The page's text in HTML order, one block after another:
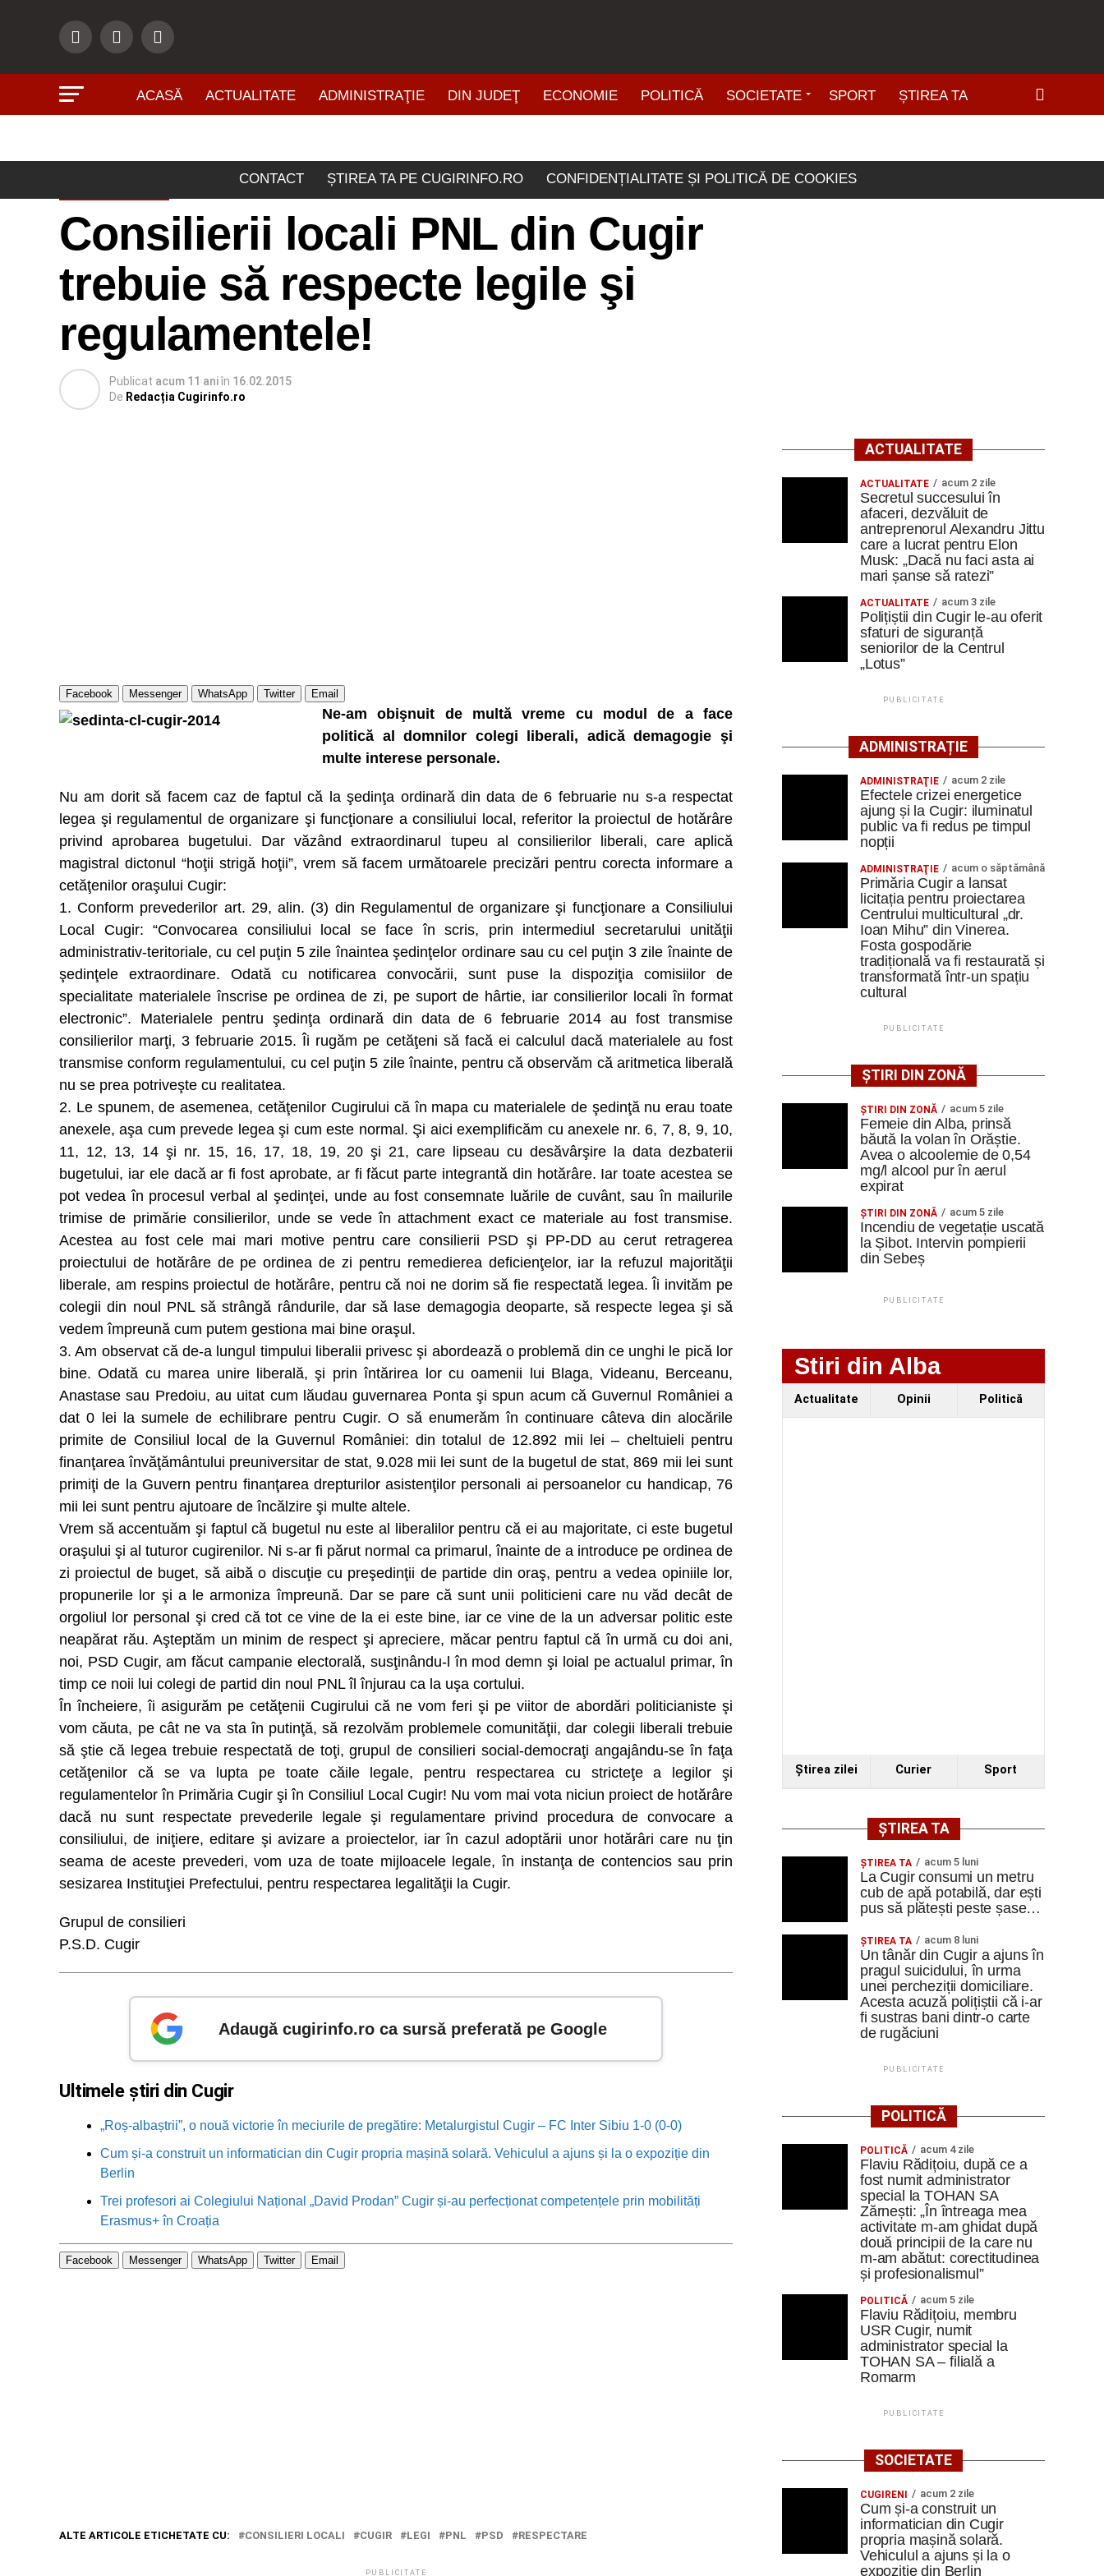
ACASĂ ACTUALITATE ADMINISTRAŢIE DIN JUDEŢ ECONOMIE POLITICĂ SOCIETATE SPORT ȘTIREA TA
CONTACT ȘTIREA TA PE CUGIRINFO.RO CONFIDENȚIALITATE ȘI POLITICĂ DE COOKIES
Consilierii locali PNL din Cugir
trebuie să respecte legile şi
regulamentele!
Publicat acum 11 aniîn 16.02.2015
De Redacția Cugirinfo.ro
Facebook Messenger WhatsApp Twitter Email
Ne-am obişnuit de multă vreme cu modul de a face
politică al domnilor colegi liberali, adică demagogie şi
multe interese personale.
Nu am dorit să facem caz de faptul că la şedinţa ordinară din data de 6 februarie nu s-a respectat
legea şi regulamentul de organizare şi funcţionare a consiliului local, referitor la proiectul de hotărâre
privind aprobarea bugetului. Dar văzând extraordinarul tupeu al consilierilor liberali, care aplică
magistral dictonul “hoţii strigă hoţii”, vrem să facem următoarele precizări pentru corecta informare a
cetăţenilor oraşului Cugir:
1. Conform prevederilor art. 29, alin. (3) din Regulamentul de organizare şi funcţionare a Consiliului
Local Cugir: “Convocarea consiliului local se face în scris, prin intermediul secretarului unităţii
administrativ-teritoriale, cu cel puţin 5 zile înaintea şedinţelor ordinare sau cu cel puţin 3 zile înainte de
şedinţele extraordinare. Odată cu notificarea convocării, sunt puse la dispoziţia comisiilor de
specialitate materialele înscrise pe ordinea de zi, pe suport de hârtie, iar consilierilor locali în format
electronic”. Materialele pentru şedinţa ordinară din data de 6 februarie 2014 au fost transmise
consilierilor marţi, 3 februarie 2015. Îi rugăm pe cetăţeni să facă ei calculul dacă materialele au fost
transmise conform regulamentului, cu cel puţin 5 zile înainte, pentru că observăm că aritmetica liberală
nu se prea potriveşte cu realitatea.
2. Le spunem, de asemenea, cetăţenilor Cugirului că în mapa cu materialele de şedinţă nu erau toate
anexele, aşa cum prevede legea şi cum este normal. Şi aici exemplificăm cu anexele nr. 6, 7, 8, 9, 10,
11, 12, 13, 14 şi nr. 15, 16, 17, 18, 19, 20 şi 21, care lipseau cu desăvârşire la data dezbaterii
bugetului, iar ele dacă ar fi fost aprobate, ar fi făcut parte integrantă din hotărâre. Iar toate acestea se
pot vedea în procesul verbal al şedinţei, unde au fost consemnate luările de cuvânt, sau în mailurile
trimise de primărie consilierilor, unde se vede în attachment exact ce materiale au fost transmise.
Acestea au fost cele mai mari motive pentru care consilierii PSD şi PP-DD au cerut retragerea
proiectului de hotărâre de pe ordinea de zi pentru remedierea deficienţelor, iar la refuzul majorităţii
liberale, am respins proiectul de hotărâre, pentru că noi ne dorim să fie respectată legea. Îi invităm pe
colegii din noul PNL să strângă rândurile, dar să lase demagogia deoparte, să respecte legea şi să
vedem împreună cum putem gestiona mai bine oraşul.
3. Am observat că de-a lungul timpului liberalii privesc şi abordează o problemă din ce unghi le pică lor
bine. Odată cu marea unire liberală, şi prin întărirea lor cu oamenii lui Blaga, Videanu, Berceanu,
Anastase sau Predoiu, au uitat cum lăudau guvernarea Ponta şi spun acum că Guvernul României a
dat 0 lei la sumele de echilibrare pentru Cugir. O să enumerăm în continuare câteva din alocările
primite de Consiliul local de la Guvernul României: din totalul de 12.892 mii lei – cheltuieli pentru
finanţarea învăţământului preuniversitar de stat, 9.028 mii lei sunt de la bugetul de stat, 869 mii lei sunt
primiţi de la Guvern pentru finanţarea drepturilor asistenţilor personali ai persoanelor cu handicap, 76
mii lei sunt pentru ajutoare de încălzire şi multe altele.
Vrem să accentuăm şi faptul că bugetul nu este al liberalilor pentru că ei au majoritate, ci este bugetul
oraşului şi al tuturor cugirenilor. Ni s-ar fi părut normal ca primarul, înainte de a introduce pe ordinea de
zi proiectul de buget, să aibă o discuţie cu preşedinţii de partide din oraş, pentru a vedea opiniile lor,
propunerile lor şi a le armoniza împreună. Dar se pare că sunt unii politicieni care nu văd decât de
orgoliul lor personal şi cred că tot ce vine de la ei este bine, iar ce vine de la un adversar politic este
neapărat rău. Aşteptăm un minim de respect şi apreciere, măcar pentru faptul că în urmă cu doi ani,
noi, PSD Cugir, am făcut campanie electorală, susţinându-l în mod demn şi loial pe actualul primar, în
timp ce noii lui colegi de partid din noul PNL îl înjurau ca la uşa cortului.
În încheiere, îi asigurăm pe cetăţenii Cugirului că ne vom feri şi pe viitor de abordări politicianiste şi
vom căuta, pe cât ne va sta în putinţă, să rezolvăm problemele comunităţii, dar colegii liberali trebuie
să ştie că legea trebuie respectată de toţi, grupul de consilieri social-democraţi angajându-se în faţa
cetăţenilor că se va lupta pe toate căile legale, pentru respectarea cu stricteţe a legilor şi
regulamentelor în Primăria Cugir şi în Consiliul Local Cugir! Nu vom mai vota niciun proiect de hotărâre
dacă nu sunt respectate prevederile legale şi regulamentare privind procedura de convocare a
consiliului, de iniţiere, editare şi avizare a proiectelor, iar în cazul adoptării unor hotărâri care nu ţin
seama de aceste prevederi, vom uza de toate mijloacele legale, în instanţa de contencios sau prin
sesizarea Instituţiei Prefectului, pentru respectarea legalităţii la Cugir.
Grupul de consilieri
P.S.D. Cugir
Adaugă cugirinfo.ro ca sursă preferată pe Google
Ultimele știri din Cugir
„Roș-albaștrii”, o nouă victorie în meciurile de pregătire: Metalurgistul Cugir – FC Inter Sibiu 1-0 (0-0)
Cum și-a construit un informatician din Cugir propria mașină solară. Vehiculul a ajuns și la o expoziție din
Berlin
Trei profesori ai Colegiului Național „David Prodan” Cugir și-au perfecționat competențele prin mobilități
Erasmus+ în Croația
Facebook Messenger WhatsApp Twitter Email
ALTE ARTICOLE ETICHETATE CU: CONSILIERI LOCALI CUGIR LEGI PNL PSD RESPECTARE
PUBLICITATE
ACTUALITATE
ACTUALITATE acum 2 zile
Secretul succesului în
afaceri, dezvăluit de
antreprenorul Alexandru Jittu
care a lucrat pentru Elon
Musk: „Dacă nu faci asta ai
mari șanse să ratezi”
ACTUALITATE acum 3 zile
Polițiștii din Cugir le-au oferit
sfaturi de siguranță
seniorilor de la Centrul
„Lotus”
PUBLICITATE
ADMINISTRAȚIE
ADMINISTRAŢIE acum 2 zile
Efectele crizei energetice
ajung și la Cugir: iluminatul
public va fi redus pe timpul
nopții
ADMINISTRAŢIE acum o săptămână
Primăria Cugir a lansat
licitația pentru proiectarea
Centrului multicultural „dr.
Ioan Mihu” din Vinerea.
Fosta gospodărie
tradițională va fi restaurată și
transformată într-un spațiu
cultural
PUBLICITATE
ȘTIRI DIN ZONĂ
ŞTIRI DIN ZONĂ acum 5 zile
Femeie din Alba, prinsă
băută la volan în Orăștie.
Avea o alcoolemie de 0,54
mg/l alcool pur în aerul
expirat
ŞTIRI DIN ZONĂ acum 5 zile
Incendiu de vegetație uscată
la Șibot. Intervin pompierii
din Sebeș
PUBLICITATE
Stiri din Alba
Actualitate Opinii Politică
Ştirea zilei Curier Sport
ȘTIREA TA
ȘTIREA TA acum 5 luni
La Cugir consumi un metru
cub de apă potabilă, dar ești
pus să plătești peste șase…
ȘTIREA TA acum 8 luni
Un tânăr din Cugir a ajuns în
pragul suicidului, în urma
unei percheziții domiciliare.
Acesta acuză polițiștii că i-ar
fi sustras bani dintr-o carte
de rugăciuni
PUBLICITATE
POLITICĂ
POLITICĂ acum 4 zile
Flaviu Rădițoiu, după ce a
fost numit administrator
special la TOHAN SA
Zărnești: „În întreaga mea
activitate m-am ghidat după
două principii de la care nu
m-am abătut: corectitudinea
și profesionalismul”
POLITICĂ acum 5 zile
Flaviu Rădițoiu, membru
USR Cugir, numit
administrator special la
TOHAN SA – filială a
Romarm
PUBLICITATE
SOCIETATE
CUGIRENI acum 2 zile
Cum și-a construit un
informatician din Cugir
propria mașină solară.
Vehiculul a ajuns și la o
expoziție din Berlin